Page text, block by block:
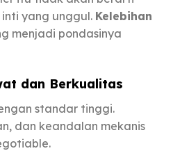
yang unggul. Kelebihan
menjadi pondasinya
dan Berkualitas
standar tinggi.
dan keandalan mekanis